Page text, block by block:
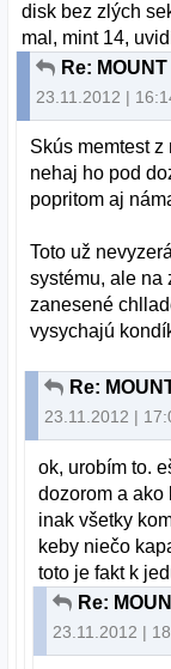
disk bez zlých
mal, mint 14,
Re:
23.11.2012 |
Skús memtest
nehaj ho pod
popritom aj
Toto už
systému, ale na
zanesené
vysychajú
Re:
23.11.2012 |
ok, urobím to.
dozorom a ako
inak všetky
keby niečo
toto je fakt k
Re:
23.11.2012 |